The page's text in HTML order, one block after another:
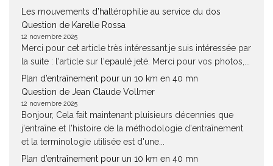
Les mouvements d’haltérophilie au service du dos
Question de Karelle Rossa
12 novembre 2025
Merci pour cet article très intéressant.je suis intéressée par
la suite : l'article sur l'epaulé jeté. Merci pour vos photos,...
Plan d’entraînement pour un 10 km en 40 mn
Question de Jean Claude Vollmer
12 novembre 2025
Bonjour, Cela fait maintenant pluisieurs décennies que
j'entraîne et l'histoire de la méthodologie d'entraînement
et la terminologie utilisée est d'une...
Plan d’entraînement pour un 10 km en 40 mn